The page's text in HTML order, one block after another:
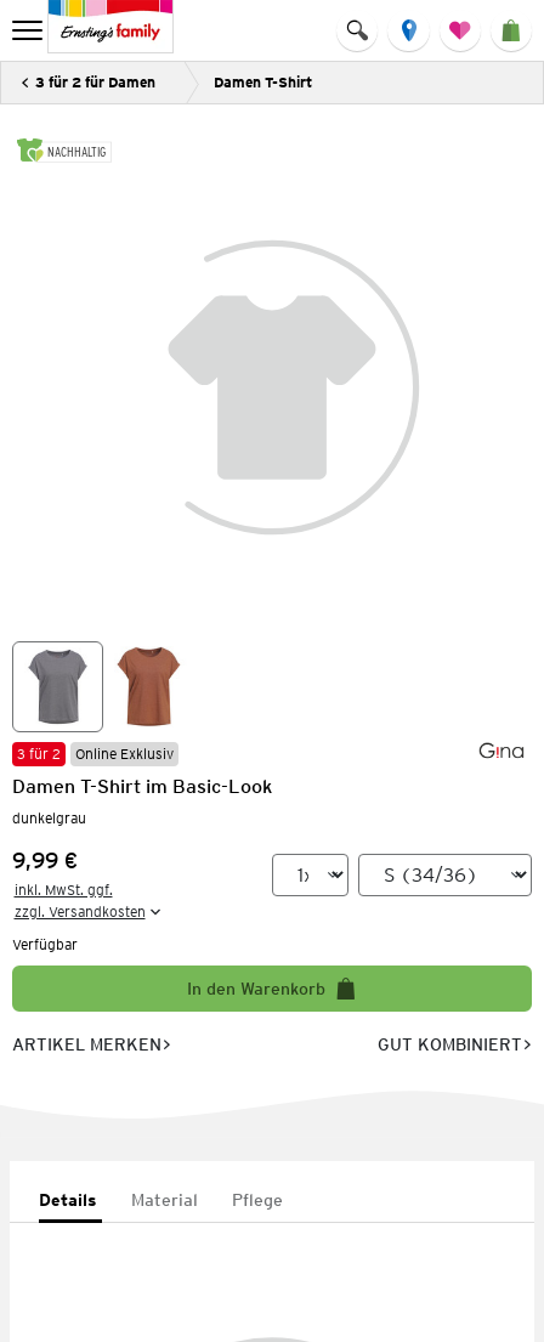
3 für 2 für Damen Damen T-Shirt
NACHHALTIG
3 für 2 Online Exklusiv
Damen T-Shirt im Basic-Look
dunkelgrau
Preis:
9,99 €
inkl. MwSt. ggf.
zzgl. Versandkosten
Verfügbar
In den Warenkorb
ARTIKEL MERKEN GUT KOMBINIERT
Details Material Pflege